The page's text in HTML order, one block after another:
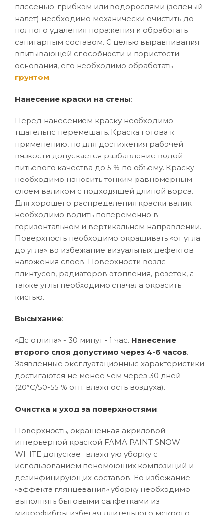
плесенью, грибком или водорослями (зелёный
налёт) необходимо механически очистить до
полного удаления поражения и обработать
санитарным составом. С целью выравнивания
впитывающей способности и пористости
основания, его необходимо обработать
грунтом.
Нанесение краски на стены:
Перед нанесением краску необходимо
тщательно перемешать. Краска готова к
применению, но для достижения рабочей
вязкости допускается разбавление водой
питьевого качества до 5 % по объёму. Краску
необходимо наносить тонким равномерным
слоем валиком с подходящей длиной ворса.
Для хорошего распределения краски валик
необходимо водить попеременно в
горизонтальном и вертикальном направлении.
Поверхность необходимо окрашивать «от угла
до угла» во избежание визуальных дефектов
наложения слоев. Поверхности возле
плинтусов, радиаторов отопления, розеток, а
также углы необходимо сначала окрасить
кистью.
Высыхание:
«До отлипа» - 30 минут - 1 час. Нанесение
второго слоя допустимо через 4-6 часов.
Заявленные эксплуатационные характеристики
достигаются не менее чем через 30 дней
(20°C/50-55 % отн. влажность воздуха).
Очистка и уход за поверхностями:
Поверхность, окрашенная акриловой
интерьерной краской FAMA PAINT SNOW
WHITE допускает влажную уборку с
использованием пеномоющих композиций и
дезинфицирующих составов. Во избежание
«эффекта глянцевания» уборку необходимо
выполнять бытовыми салфетками из
микрофибры избегая длительного мокрого